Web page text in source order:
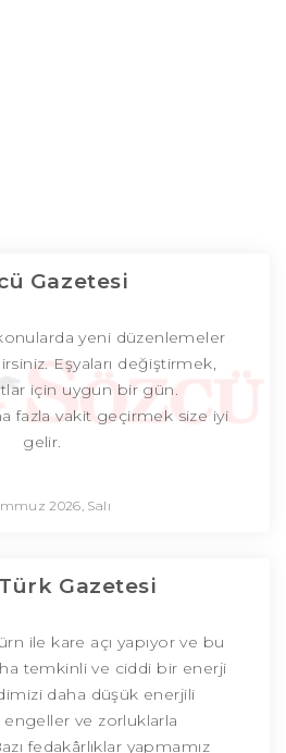
Gazetesi
yeni düzenlemeler
Eşyaları değiştirmek,
için uygun bir gün.
fazla vakit geçirmek size iyi
gelir.
2026, Salı
Gazetesi
ile kare açı yapıyor ve bu
temkinli ve ciddi bir enerji
daha düşük enerjili
ve zorluklarla
fedakârlıklar yapmamız